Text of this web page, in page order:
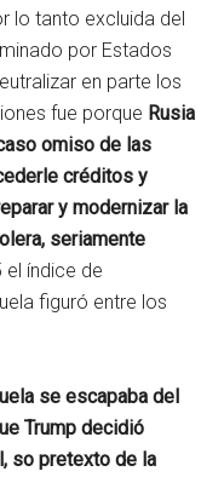
lo tanto excluida del
por Estados
en parte los
fue porque Rusia
omiso de las
créditos y
y modernizar la
seriamente
el índice de
figuró entre los
se escapaba del
Trump decidió
so pretexto de la